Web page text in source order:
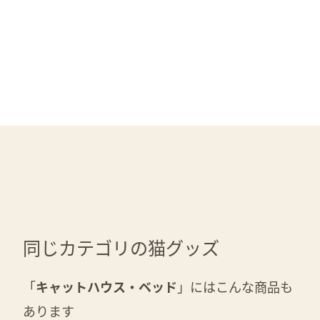
同じカテゴリの猫グッズ
「キャットハウス・ベッド 」にはこんな商品も
あります